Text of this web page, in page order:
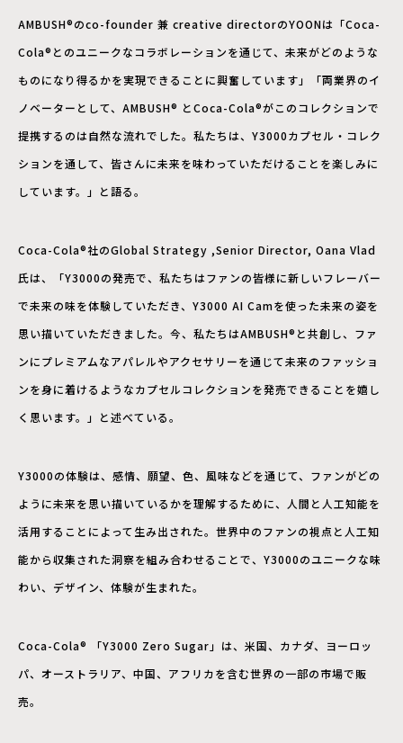
AMBUSH®のco-founder 兼 creative directorのYOONは「Coca-
Cola®とのユニークなコラボレーションを通じて、未来がどのような
ものになり得るかを実現できることに興奮しています」「両業界のイ
ノベーターとして、AMBUSH®︎ とCoca-Cola®がこのコレクションで
提携するのは自然な流れでした。私たちは、Y3000カプセル・コレク
ションを通して、皆さんに未来を味わっていただけることを楽しみに
しています。」と語る。
Coca-Cola®社のGlobal Strategy ,Senior Director, Oana Vlad
氏は、「Y3000の発売で、私たちはファンの皆様に新しいフレーバー
で未来の味を体験していただき、Y3000 AI Camを使った未来の姿を
思い描いていただきました。今、私たちはAMBUSH®︎と共創し、ファ
ンにプレミアムなアパレルやアクセサリーを通じて未来のファッショ
ンを身に着けるようなカプセルコレクションを発売できることを嬉し
く思います。」と述べている。
Y3000の体験は、感情、願望、色、風味などを通じて、ファンがどの
ように未来を思い描いているかを理解するために、人間と人工知能を
活用することによって生み出された。世界中のファンの視点と人工知
能から収集された洞察を組み合わせることで、Y3000のユニークな味
わい、デザイン、体験が生まれた。
Coca-Cola® 「Y3000 Zero Sugar」は、米国、カナダ、ヨーロッ
パ、オーストラリア、中国、アフリカを含む世界の一部の市場で販
売。